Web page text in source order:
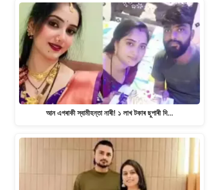
আন এগৰাকী স্বামীহন্তা নাৰী! ১ লাখ টকাৰ ছুপাৰী দি…